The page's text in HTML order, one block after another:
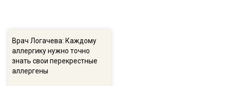
Врач Логачева: Каждому
аллергику нужно точно
знать свои перекрестные
аллергены